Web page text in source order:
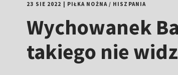
23 SIE 2022 PIŁKA NOŻNA/ HISZPANIA
Wychowanek
takiego nie